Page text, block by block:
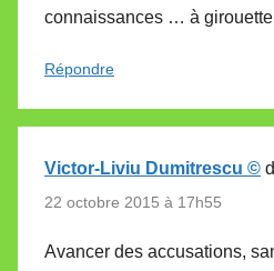
connaissances … à
Répondre
Victor-Liviu Dumitrescu ©
22 octobre 2015 à 17h55
Avancer des accusations,